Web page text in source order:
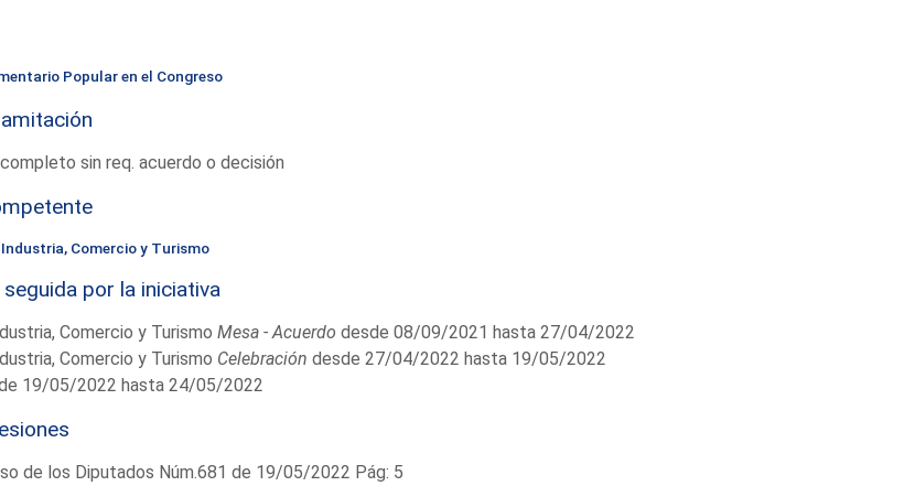
Popular en el Congreso
sin req. acuerdo o decisión
Comercio y Turismo
por la iniciativa
Comercio y Turismo Mesa - Acuerdo desde 08/09/2021 hasta 27/04/2022
Comercio y Turismo Celebración desde 27/04/2022 hasta 19/05/2022
19/05/2022 hasta 24/05/2022
de los Diputados Núm.681 de 19/05/2022 Pág: 5